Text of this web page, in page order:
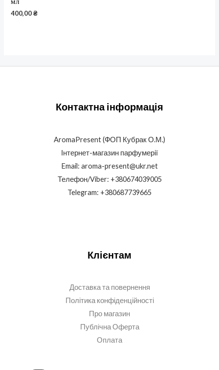
400,00₴
Контактна інформація
AromaPresent (ФОП Кубрак О.М.)
Інтернет-магазин парфумерії
Email: aroma-present@ukr.net
Телефон/Viber: +380674039005
Telegram: +380687739665
Клієнтам
Доставка та повернення
Політика конфіденційності
Про магазин
Публічна Оферта
Оплата